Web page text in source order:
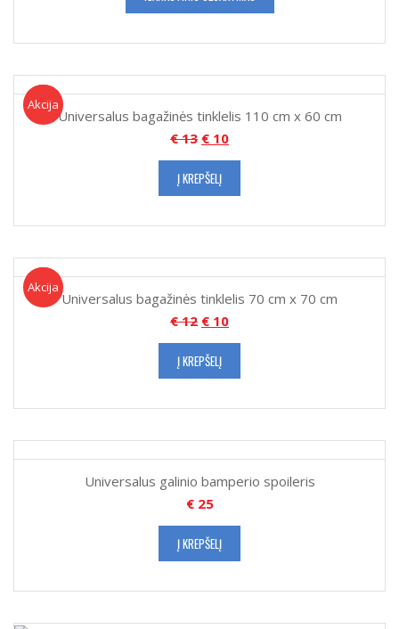
Akcija
Akcija!
Universalus bagažinės tinklelis 110 cm x 60 cm
€13 € 10
Į KREPŠELĮ
Akcija
Akcija!
Universalus bagažinės tinklelis 70 cm x 70 cm
€12 € 10
Į KREPŠELĮ
Universalus galinio bamperio spoileris
€25
Į KREPŠELĮ